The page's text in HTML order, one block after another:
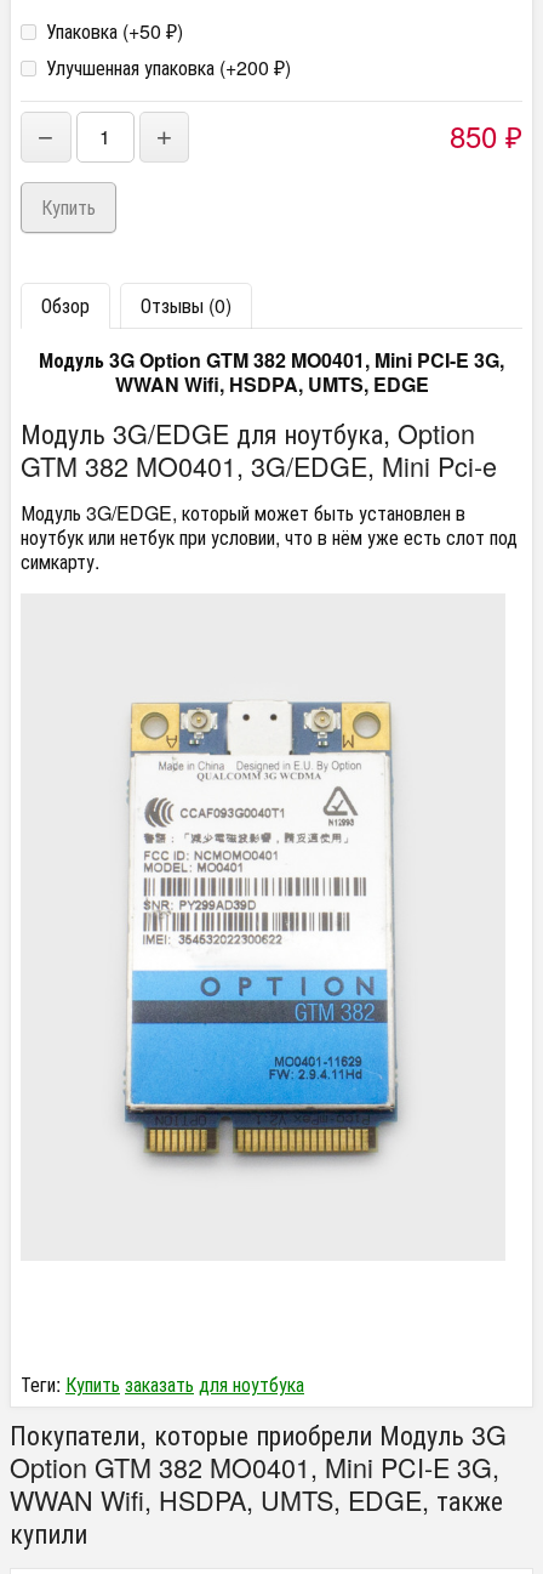
Упаковка (+50 ₽)
Улучшенная упаковка (+200 ₽)
− + 850 ₽
Обзор
Отзывы (0)
Модуль 3G Option GTM 382 MO0401, Mini PCI-E 3G,
WWAN Wifi, HSDPA, UMTS, EDGE
Модуль 3G/EDGE для ноутбука, Option
GTM 382 MO0401, 3G/EDGE, Mini Pci-e
Модуль 3G/EDGE, который может быть установлен в
ноутбук или нетбук при условии, что в нём уже есть слот под
симкарту.
Теги: Купить заказать для ноутбука
Покупатели, которые приобрели Модуль 3G
Option GTM 382 MO0401, Mini PCI-E 3G,
WWAN Wifi, HSDPA, UMTS, EDGE, также
купили